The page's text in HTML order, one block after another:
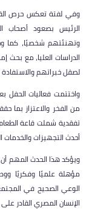
وفي لفتة تعكس حرص
الرئيس بصعود أصحاب
وتهنئتهم شخصيًا، كما
الدراسات العليا، مع بحث
لصقل خبراتهم والاستفادة
واختتمت فعاليات الحفل
من الفخر والاعتزاز بما
تفقدية شملت قاعة الطعام
أحدث التجهيزات والخدمات
ويؤكد هذا الحدث المهم
مؤهلة علميًا وفكريًا
الوعي الصحيح في
الإنسان المصري القادر